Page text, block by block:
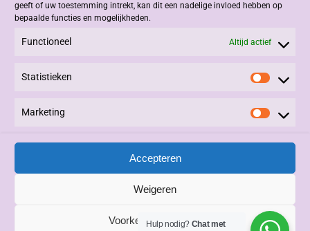
geeft of uw toestemming intrekt, kan dit een nadelige invloed hebben op
bepaalde functies en mogelijkheden.
Functioneel Altijd actief
Statistieken
Marketing
Accepteren
Weigeren
Voorkeuren bewaren
Contact
+31 (0)475 332908
Privacy Statement
Alle rechten voorbehouden © 2025, Kasten Atelier.
Beheer en Onderhoud:3PDesign|Vivere|LinQxx.
Hulp nodig? Chat met